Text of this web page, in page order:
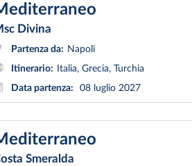
Divina
Partenza da: Napoli
Itinerario:
Italia, Grecia, Turchia
Data partenza:
08 luglio 2027
Smeralda